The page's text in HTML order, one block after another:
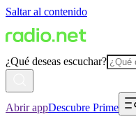
Saltar al contenido
¿Qué deseas escuchar?
Abrir appDescubre Prime